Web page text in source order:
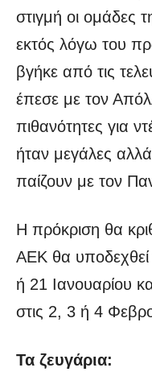
στιγμή οι ομάδες
εκτός λόγω του
βγήκε από τις
έπεσε με τον
πιθανότητες για
ήταν μεγάλες αλλά
παίζουν με τον
Η πρόκριση θα
ΑΕΚ θα
ή 21 Ιανουαρίου
στις 2, 3 ή 4
Τα ζευγάρια: